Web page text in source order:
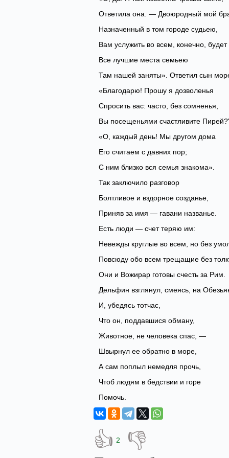
Ответила она. — Двоюродный мой
Назначенный в том городе судьею,
Вам услужить во всем, конечно, будет
Все лучшие места семьею
Там нашей заняты». Ответил сын
«Благодарю! Прошу я дозволенья
Спросить вас: часто, без сомненья,
Вы посещеньями счастливите
«О, каждый день! Мы другом дома
Его считаем с давних пор;
С ним близко вся семья знакома».
Так заключило разговор
Болтливое и вздорное созданье,
Приняв за имя — гавани названье.
Есть люди — счет теряю им:
Невежды круглые во всем, но без
Повсюду обо всем трещащие без
Они и Вожирар готовы счесть за Рим.
Дельфин взглянул, смеясь, на
И, убедясь тотчас,
Что он, поддавшися обману,
Животное, не человека спас, —
Швырнул ее обратно в море,
А сам поплыл немедля прочь,
Чтоб людям в бедствии и горе
Помочь.
👍 2 👎